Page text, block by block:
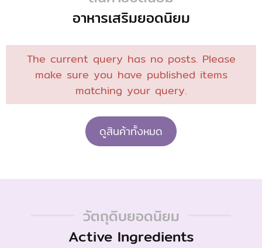
อาหารเสริมยอดนิยม
The current query has no posts. Please
make sure you have published items
matching your query.
ดูสินค้าทั้งหมด
วัตถุดิบยอดนิยม
Active Ingredients